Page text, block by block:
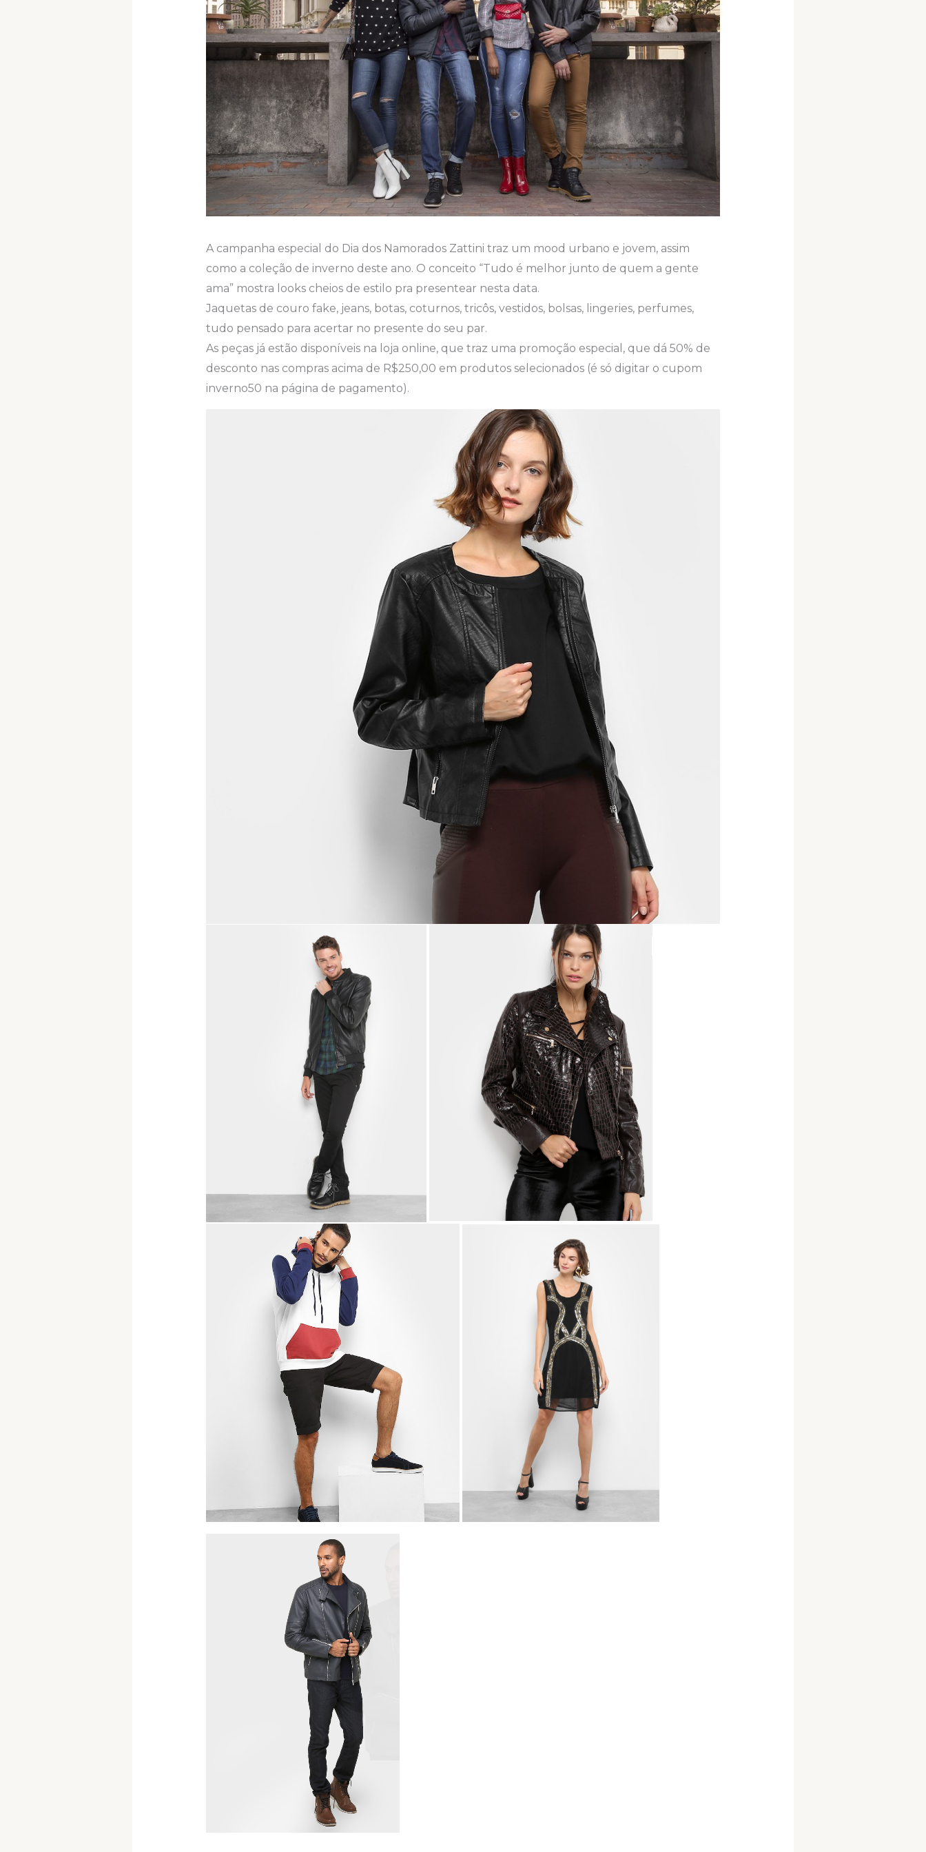
A campanha especial do Dia dos Namorados Zattini traz um mood urbano e jovem, assim
como a coleção de inverno deste ano. O conceito “Tudo é melhor junto de quem a gente
ama” mostra looks cheios de estilo pra presentear nesta data.
Jaquetas de couro fake, jeans, botas, coturnos, tricôs, vestidos, bolsas, lingeries, perfumes,
tudo pensado para acertar no presente do seu par.
As peças já estão disponíveis na loja online, que traz uma promoção especial, que dá 50% de
desconto nas compras acima de R$250,00 em produtos selecionados (é só digitar o cupom
inverno50 na página de pagamento).